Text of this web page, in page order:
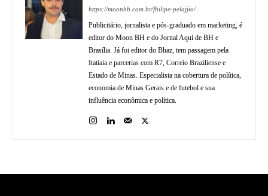
https://moonbh.com.br/fhilipe-pelajjio/
Publicitário, jornalista e pós-graduado em marketing, é
editor do Moon BH e do Jornal Aqui de BH e
Brasília. Já foi editor do Bhaz, tem passagem pela
Itatiaia e parcerias com R7, Correio Braziliense e
Estado de Minas. Especialista na cobertura de política,
economia de Minas Gerais e de futebol e sua
influência econômica e política.